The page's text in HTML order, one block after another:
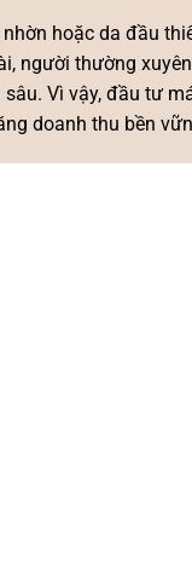
hoặc da đầu
người thường
Vì vậy, đầu tư
doanh thu bền